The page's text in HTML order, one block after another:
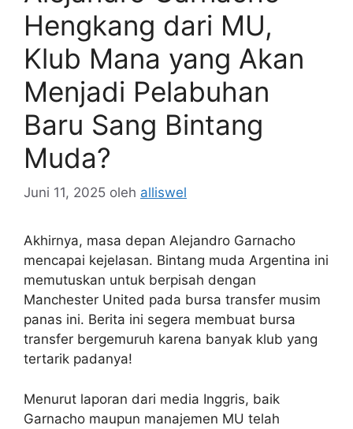
Hengkang dari MU,
Klub Mana yang Akan
Menjadi Pelabuhan
Baru Sang Bintang
Muda?
Juni 11, 2025 oleh alliswel
Akhirnya, masa depan Alejandro Garnacho
mencapai kejelasan. Bintang muda Argentina ini
memutuskan untuk berpisah dengan
Manchester United pada bursa transfer musim
panas ini. Berita ini segera membuat bursa
transfer bergemuruh karena banyak klub yang
tertarik padanya!
Menurut laporan dari media Inggris, baik
Garnacho maupun manajemen MU telah